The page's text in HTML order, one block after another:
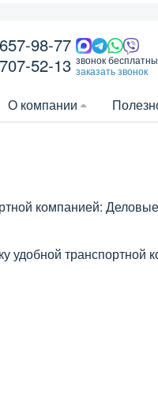
98-77
52-13 звонок
заказать звонок
О компании
компанией:
удобной транспортной